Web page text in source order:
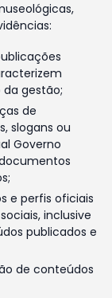
gestão;
de
slogans ou
Governo
e perfis oficiais
inclusive
publicados e
de conteúdos